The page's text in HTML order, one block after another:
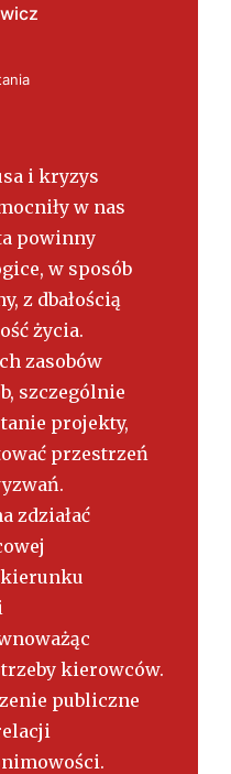
i kryzys
w nas
powinny
w sposób
z dbałością
życia.
zasobów
szczególnie
projekty,
przestrzeń
zdziałać
kierowców.
publiczne